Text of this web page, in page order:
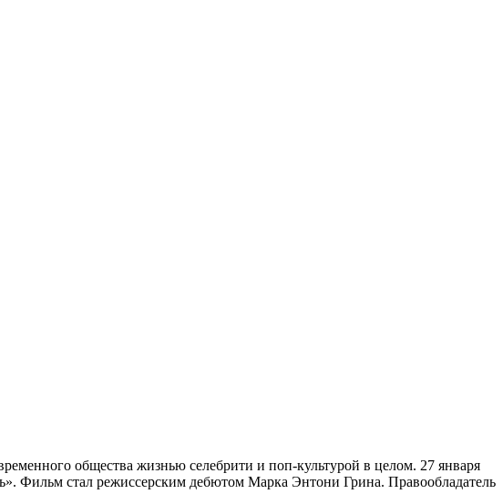
общества жизнью селебрити и поп-культурой в целом. 27 января
Фильм стал режиссерским дебютом Марка Энтони Грина. Правообладатель